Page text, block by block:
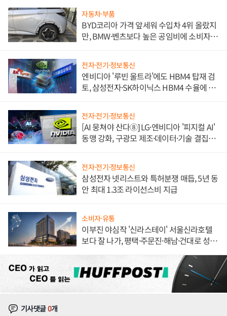
자동차·부품
BYD코리아 가격 앞세워 수입차 4위 올랐지
만, BMW·벤츠보다 높은 공임비에 소비자
전자·전기·정보통신
엔비디아 '루빈 울트라'에도 HBM4 탑재 검
토, 삼성전자·SK하이닉스 HBM4 수율에 주
전자·전기·정보통신
[AI 뭉쳐야 산다⑧] LG·엔비디아 '피지컬 AI'
동맹 강화, 구광모 제조·데이터·기술 결집
전자·전기·정보통신
삼성전자 넷리스트와 특허분쟁 매듭, 5년 동
안 최대 1.3조 라이선스비 지급
소비자·유통
이부진 야심작 '신라스테이' 서울신라호텔
보다 잘 나가, 평택·주문진·해남·건대로 성
기사댓글0개